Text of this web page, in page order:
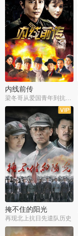
内线前传
全38集
掩不住的阳光
再现北上抗日先遣队历史
全37集